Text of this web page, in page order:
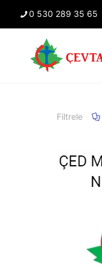
0 530 289 35 65
Filtrele